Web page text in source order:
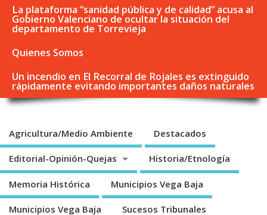
La plataforma “sanidad pública y de calidad” acusa al
Gobierno Valenciano de ocultar la situación del
departamento de Torrevieja
Quienes Somos
Un incendio en El Recorral de Rojales es extinguido
rápidamente evitando importantes daños naturales
Agricultura/Medio Ambiente Destacados
Editorial-Opinión-Quejas Historia/Etnología
Memoria Histórica Municipios Vega Baja
Municipios Vega Baja Sucesos Tribunales